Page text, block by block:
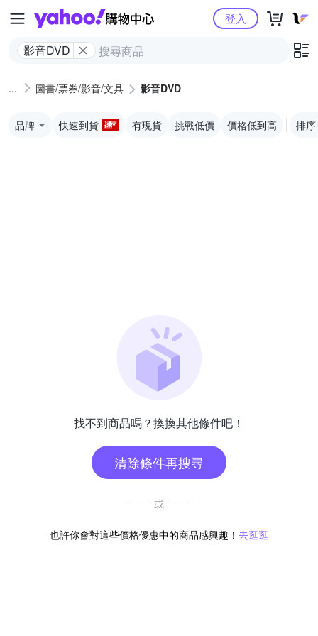
Yahoo購物中心
影音DVD
登入
圖書/票券/影音/文具 影音DVD
品牌 快速到貨 有現貨 挑戰低價 價格低到高 排序
找不到商品嗎？換換其他條件吧！
清除條件再搜尋
或
也許你會對這些價格優惠中的商品感興趣！ 去逛逛